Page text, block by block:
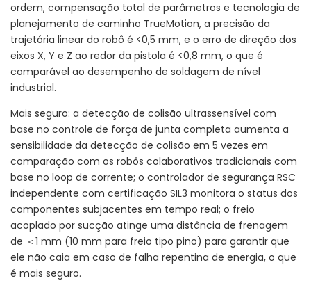
ordem, compensação total de parâmetros e tecnologia de
planejamento de caminho TrueMotion, a precisão da
trajetória linear do robô é <0,5 mm, e o erro de direção dos
eixos X, Y e Z ao redor da pistola é <0,8 mm, o que é
comparável ao desempenho de soldagem de nível
industrial.
Mais seguro: a detecção de colisão ultrassensível com
base no controle de força de junta completa aumenta a
sensibilidade da detecção de colisão em 5 vezes em
comparação com os robôs colaborativos tradicionais com
base no loop de corrente; o controlador de segurança RSC
independente com certificação SIL3 monitora o status dos
componentes subjacentes em tempo real; o freio
acoplado por sucção atinge uma distância de frenagem
de ＜1 mm (10 mm para freio tipo pino) para garantir que
ele não caia em caso de falha repentina de energia, o que
é mais seguro.